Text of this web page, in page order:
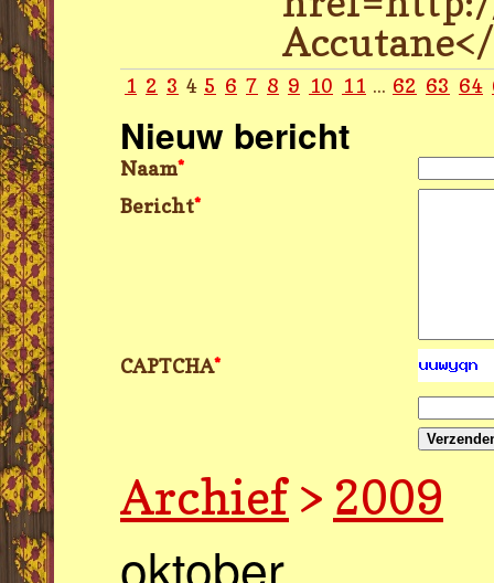
1 2 3 4 5 6 7 8 9 10 11 ... 62 63 64
Nieuw bericht
Naam*
Bericht*
CAPTCHA*
Archief > 2009
oktober